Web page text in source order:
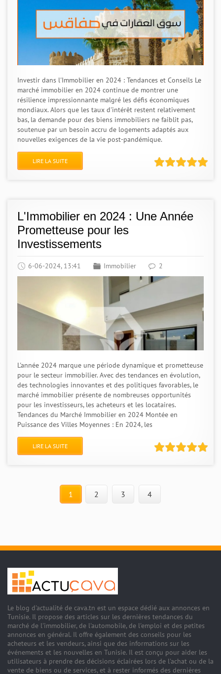
Investir dans l'Immobilier en 2024 : Tendances et Conseils Le
marché immobilier en 2024 continue de montrer une
résilience impressionnante malgré les défis économiques
mondiaux. Alors que les taux d'intérêt restent relativement
bas, la demande pour des biens immobiliers ne faiblit pas,
soutenue par un besoin accru de logements adaptés aux
nouvelles exigences de la vie post-pandémique.
LIRE LA SUITE
L'Immobilier en 2024 : Une Année
Prometteuse pour les
Investissements
6-06-2024, 13:41 Immobilier 2
L'année 2024 marque une période dynamique et prometteuse
pour le secteur immobilier. Avec des tendances en évolution,
des technologies innovantes et des politiques favorables, le
marché immobilier présente de nombreuses opportunités
pour les investisseurs, les acheteurs et les locataires.
Tendances du Marché Immobilier en 2024 Montée en
Puissance des Villes Moyennes : En 2024, les
LIRE LA SUITE
1 2 3 4
Le blog d'actualité de cava.tn est un espace dédié aux annonces en
Tunisie. Il propose des articles sur les dernières tendances du
marché de l'immobilier, de l'automobile, de l'emploi et des petites
annonces en général. Il offre également des conseils pour les
acheteurs et les vendeurs, ainsi que des informations sur les
événements et les nouvelles en Tunisie. Il est conçu pour aider les
utilisateurs à prendre des décisions éclairées lors de l'achat ou de la
vente de biens ou de services, et à rester informés des dernières